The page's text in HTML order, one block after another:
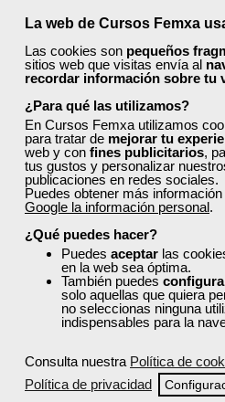
La web de Cursos Femxa
Las cookies son pequeños
sitios web que visitas envía al
recordar información sobre tu
¿Para qué las utilizamos?
En Cursos Femxa utilizamos
para tratar de mejorar tu
web y con fines publicitarios,
tus gustos y personalizar
publicaciones en redes sociales.
Puedes obtener más
Google la información personal.
¿Qué puedes hacer?
Puedes aceptar las
en la web sea óptima.
También puedes
solo aquellas que quiera
no seleccionas ninguna
indispensables para la
Consulta nuestra Política de
Política de privacidad
Formación 100% Subvencionada por:
Comentarios (0 )
Preguntas
formación de
Resolvemos las dudas más
formación, metodología,